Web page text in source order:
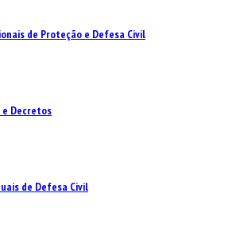
de Proteção e Defesa Civil
e Decretos
de Defesa Civil